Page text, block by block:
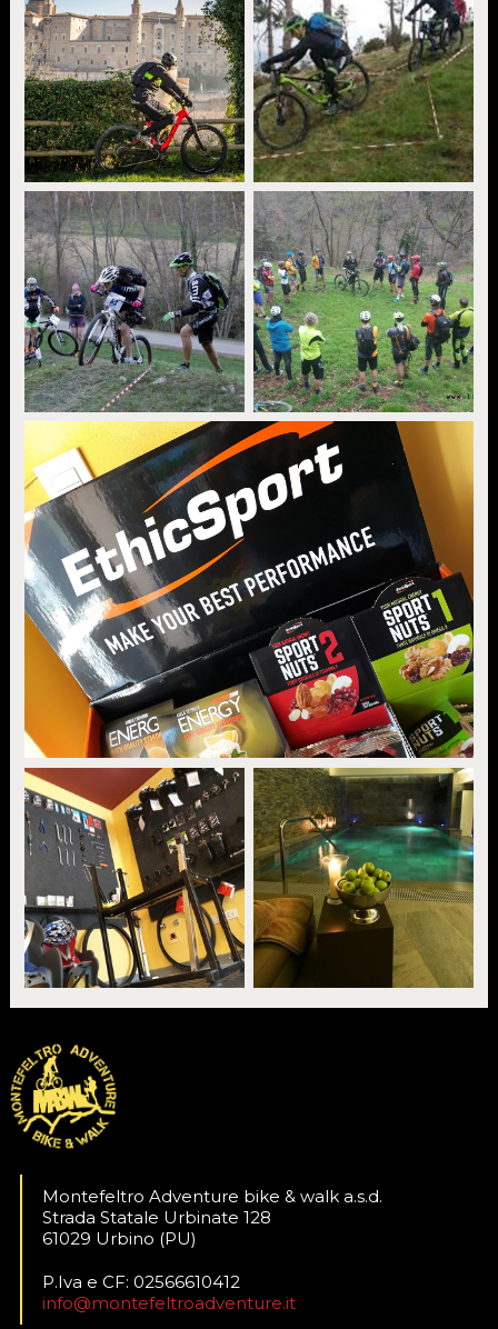
Montefeltro Adventure bike & walk a.s.d.
Strada Statale Urbinate 128
61029 Urbino (PU)
P.Iva e CF: 02566610412
info@montefeltroadventure.it